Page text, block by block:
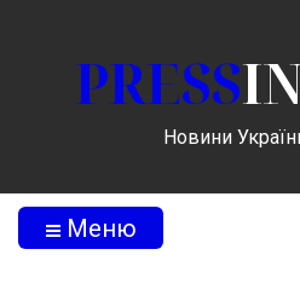
PRESS
Новини
Меню